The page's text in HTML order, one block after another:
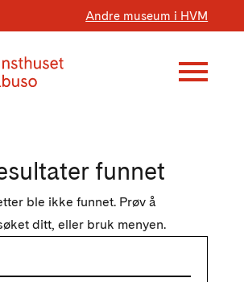
Andre museum i HVM
funnet
ble ikke funnet. Prøv å
ditt, eller bruk menyen.